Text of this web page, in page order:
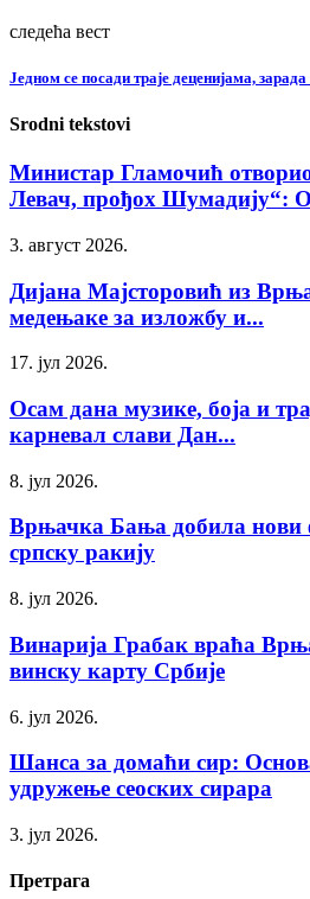
следећа вест
Једном се посади траје деценијама,
Srodni tekstovi
Министар Гламочић
Левач, прођох Шумадију“:
3. август 2026.
Дијана Мајсторовић из
медењаке за изложбу и...
17. јул 2026.
Осам дана музике, боја и
карневал слави Дан...
8. јул 2026.
Врњачка Бања добила нови
српску ракију
8. јул 2026.
Винарија Грабак враћа
винску карту Србије
6. јул 2026.
Шанса за домаћи сир:
удружење сеоских сирара
3. јул 2026.
Претрага